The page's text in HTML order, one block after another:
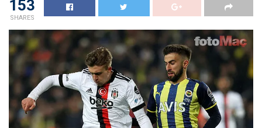
153
SHARES